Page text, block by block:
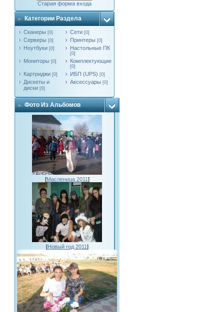
Старая форма входа
Категории Раздела
Сканеры [0] Сети [0]
Серверы [0] Принтеры [0]
Ноутбуки [0] Настольные ПК
[0]
Мониторы [0] Комплектующие
[0]
Картриджи [0] ИБП (UPS) [0]
Дискеты и
диски [0]
Аксессуары [0]
Фото Из Альбомов
[Масленица 2011 ]
[Новый год 2011 ]